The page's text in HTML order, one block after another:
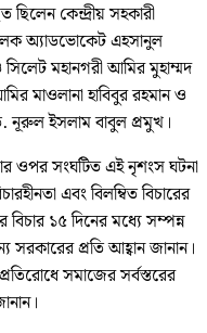
ছিলেন কেন্দ্রীয় সহকারী
অ্যাডভোকেট এহসানুল
মহানগরী আমির মুহাম্মদ
মাওলানা হাবিবুর রহমান ও
নূরুল ইসলাম বাবুল প্রমুখ।
ওপর সংঘটিত এই নৃশংস ঘটনা
এবং বিলম্বিত বিচারের
১৫ দিনের মধ্যে সম্পন্ন
সরকারের প্রতি আহ্বান জানান।
সমাজের সর্বস্তরের